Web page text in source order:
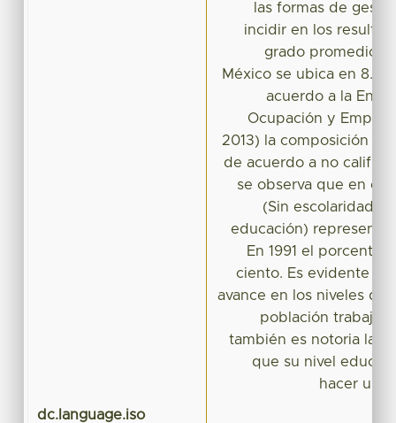
las formas de
incidir en los
grado promedio
México se ubica en 8.6.
acuerdo a la
Ocupación y Empleo
2013) la composición
de acuerdo a no
se observa que en el
(Sin escolaridad y
educación) representa
En 1991 el
ciento. Es evidente
avance en los niveles de
población
también es notoria la
que su nivel
hacer un
dc.language.iso